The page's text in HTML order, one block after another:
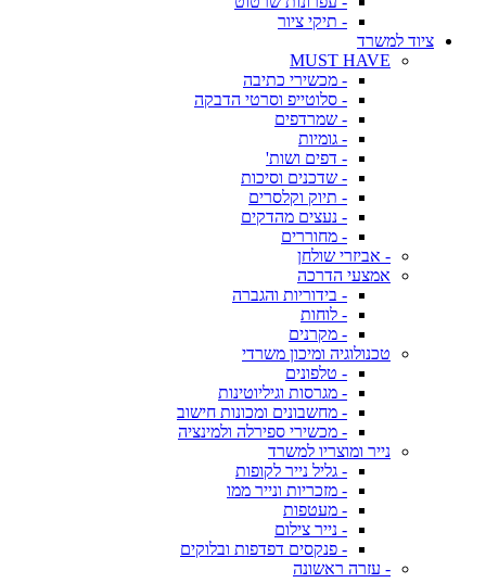
- תיקי ציור
ציוד למשרד
MUST HAVE
- מכשירי כתיבה
- סלוטייפ וסרטי הדבקה
- שמרדפים
- גומיות
- דפים ושות'
- שדכנים וסיכות
- תיוק וקלסרים
- נעצים מהדקים
- מחוררים
- אביזרי שולחן
אמצעי הדרכה
- בידוריות והגברה
- לוחות
- מקרנים
טכנולוגיה ומיכון משרדי
- טלפונים
- מגרסות וגיליוטינות
- מחשבונים ומכונות חישוב
- מכשירי ספירלה ולמינציה
נייר ומוצריו למשרד
- גליל נייר לקופות
- מזכריות ונייר ממו
- מעטפות
- נייר צילום
- פנקסים דפדפות ובלוקים
- עזרה ראשונה